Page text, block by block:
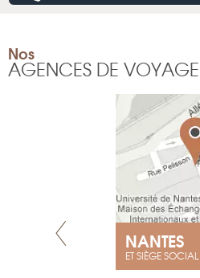
Nos
AGENCES DE VOYAGE
NANTES
ET SIÈGE SOCIAL